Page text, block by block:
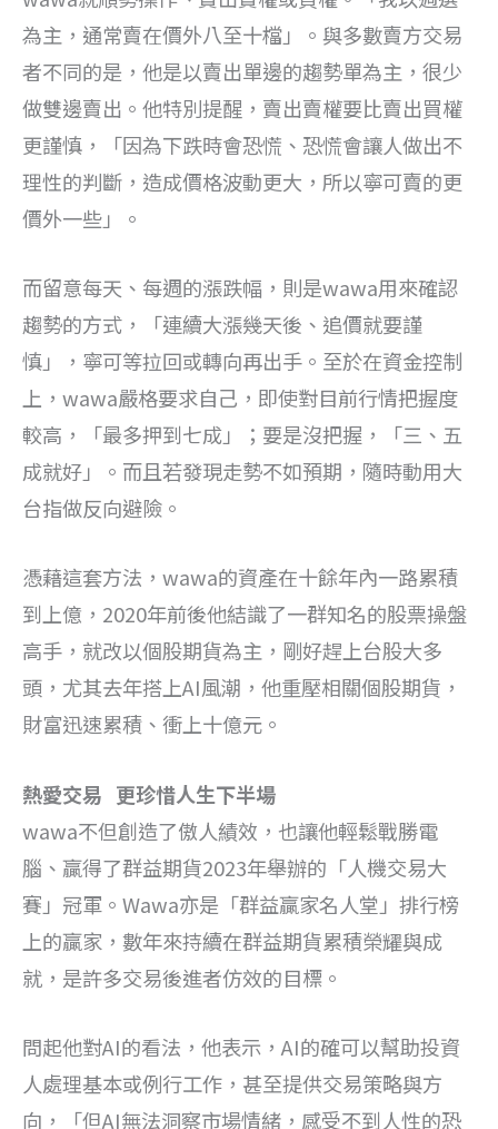
為主，通常賣在價外八至十檔」。與多數賣方交易
者不同的是，他是以賣出單邊的趨勢單為主，很少
做雙邊賣出。他特別提醒，賣出賣權要比賣出買權
更謹慎，「因為下跌時會恐慌、恐慌會讓人做出不
理性的判斷，造成價格波動更大，所以寧可賣的更
價外一些」。
而留意每天、每週的漲跌幅，則是wawa用來確認
趨勢的方式，「連續大漲幾天後、追價就要謹
慎」，寧可等拉回或轉向再出手。至於在資金控制
上，wawa嚴格要求自己，即使對目前行情把握度
較高，「最多押到七成」；要是沒把握，「三、五
成就好」。而且若發現走勢不如預期，隨時動用大
台指做反向避險。
憑藉這套方法，wawa的資產在十餘年內一路累積
到上億，2020年前後他結識了一群知名的股票操盤
高手，就改以個股期貨為主，剛好趕上台股大多
頭，尤其去年搭上AI風潮，他重壓相關個股期貨，
財富迅速累積、衝上十億元。
熱愛交易 更珍惜人生下半場
wawa不但創造了傲人績效，也讓他輕鬆戰勝電
腦、贏得了群益期貨2023年舉辦的「人機交易大
賽」冠軍。Wawa亦是「群益贏家名人堂」排行榜
上的贏家，數年來持續在群益期貨累積榮耀與成
就，是許多交易後進者仿效的目標。
問起他對AI的看法，他表示，AI的確可以幫助投資
人處理基本或例行工作，甚至提供交易策略與方
向，「但AI無法洞察市場情緒，感受不到人性的恐